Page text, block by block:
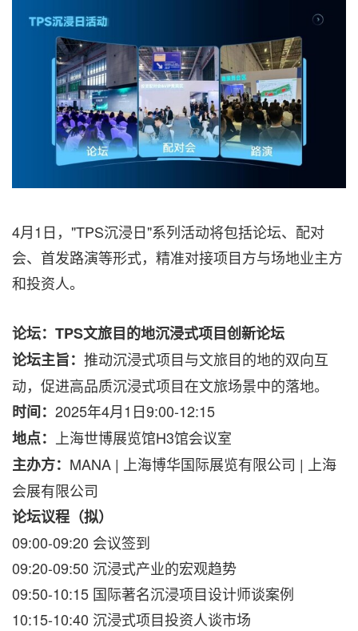
4月1日，"TPS沉浸日"系列活动将包括论坛、配对
会、首发路演等形式，精准对接项目方与场地业主方
和投资人。
论坛： TPS文旅目的地沉浸式项目创新论坛
论坛主旨： 推动沉浸式项目与文旅目的地的双向互
动，促进高品质沉浸式项目在文旅场景中的落地。
时间： 2025年4月1日9:00-12:15
地点： 上海世博展览馆H3馆会议室
主办方： MANA | 上海博华国际展览有限公司 | 上海
会展有限公司
论坛议程（拟）
09:00-09:20 会议签到
09:20-09:50 沉浸式产业的宏观趋势
09:50-10:15 国际著名沉浸项目设计师谈案例
10:15-10:40 沉浸式项目投资人谈市场